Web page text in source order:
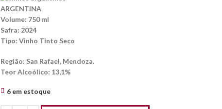
ARGENTINA
Volume: 750 ml
Safra: 2024
Tipo: Vinho Tinto Seco
Região: San Rafael, Mendoza.
Teor Alcoólico: 13,1%
6 em estoque